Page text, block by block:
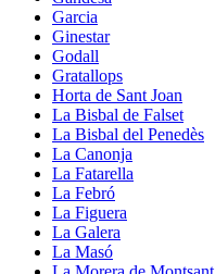
Garcia
Ginestar
Godall
Gratallops
Horta de Sant Joan
La Bisbal de Falset
La Bisbal del Penedès
La Canonja
La Fatarella
La Febró
La Figuera
La Galera
La Masó